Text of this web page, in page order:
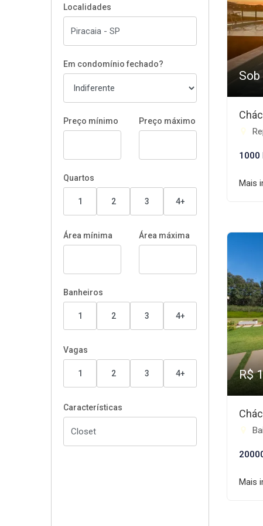
Localidades
Em condomínio fechado?
Preço mínimo Preço máximo
Quartos
1 2 3 4+
Área mínima Área máxima
Banheiros
1 2 3 4+
Vagas
1 2 3 4+
Características
1000
Mais
R$
Mais